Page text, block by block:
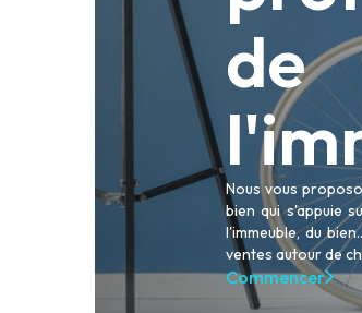
de
Nous vous
bien qui s'appuie
l'immeuble, du
ventes autour de
Commencer